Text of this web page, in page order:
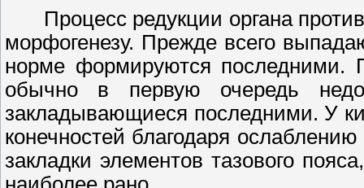
Процесс редукции органа
морфогенезу. Прежде всего
норме формируются последними.
обычно в первую очередь
закладывающиеся последними. У
конечностей благодаря
закладки элементов тазового